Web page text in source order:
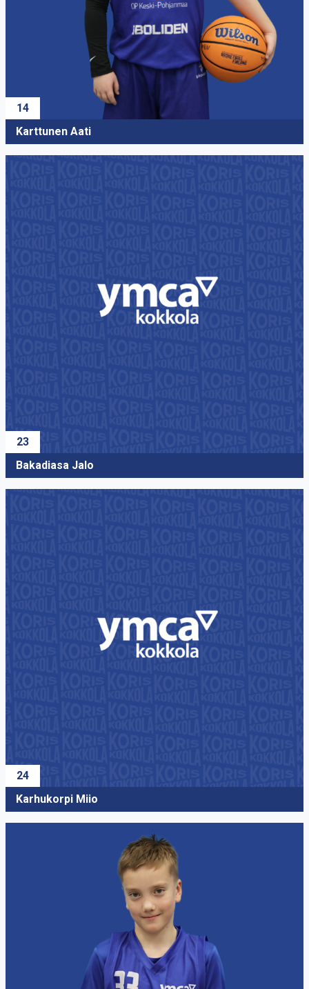
14
Karttunen Aati
23
Bakadiasa Jalo
24
Karhukorpi Miio